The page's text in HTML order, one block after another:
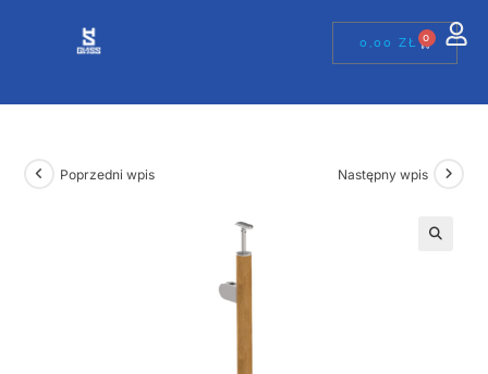
0,00ZŁ 0
Poprzedni wpis Następny wpis